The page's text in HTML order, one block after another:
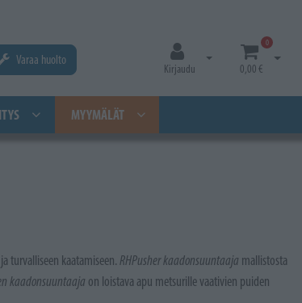
Varaa huolto
Kirjaudu
Avaa kirjautuminen
0
0,00 €
Avaa
MYYMÄLÄT
turvalliseen kaatamiseen. RHPusher kaadonsuuntaaja mallistosta
kaadonsuuntaaja on loistava apu metsurille vaativien puiden